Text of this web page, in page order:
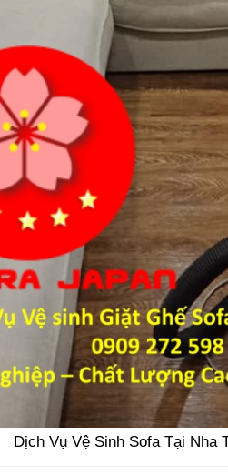
Dịch Vụ Vệ Sinh Sofa Tại Nha